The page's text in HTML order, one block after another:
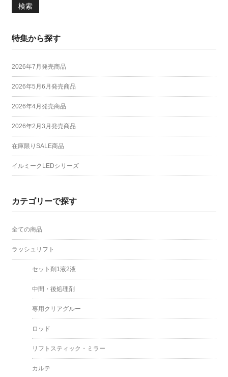
検索
特集から探す
2026年7月発売商品
2026年5月6月発売商品
2026年4月発売商品
2026年2月3月発売商品
在庫限りSALE商品
イルミークLEDシリーズ
カテゴリーで探す
全ての商品
ラッシュリフト
セット剤1液2液
中間・後処理剤
専用クリアグルー
ロッド
リフトスティック・ミラー
カルテ